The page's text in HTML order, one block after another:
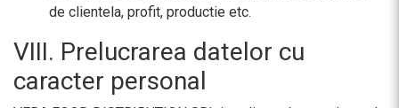
de clientela, profit, productie etc.
VIII. Prelucrarea datelor cu
caracter personal